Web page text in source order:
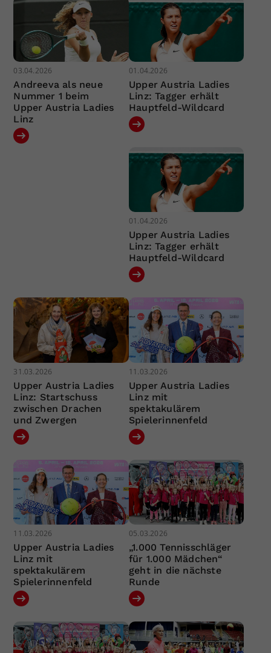
03.04.2026
Andreeva als neue
Nummer 1 beim
Upper Austria Ladies
Linz
01.04.2026
Upper Austria Ladies
Linz: Tagger erhält
Hauptfeld-Wildcard
01.04.2026
Upper Austria Ladies
Linz: Tagger erhält
Hauptfeld-Wildcard
31.03.2026
Upper Austria Ladies
Linz: Startschuss
zwischen Drachen
und Zwergen
11.03.2026
Upper Austria Ladies
Linz mit
spektakulärem
Spielerinnenfeld
11.03.2026
Upper Austria Ladies
Linz mit
spektakulärem
Spielerinnenfeld
05.03.2026
„1.000 Tennisschläger
für 1.000 Mädchen“
geht in die nächste
Runde